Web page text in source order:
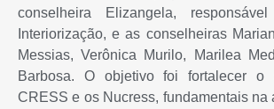
conselheira Elizangela,
Interiorização, e as conselheiras
Messias, Verônica Murilo, Marilea
Barbosa. O objetivo foi fortalecer o
CRESS e os Nucress, fundamentais na